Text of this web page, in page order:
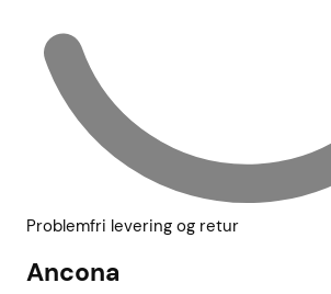
Problemfri levering og retur
Ancona